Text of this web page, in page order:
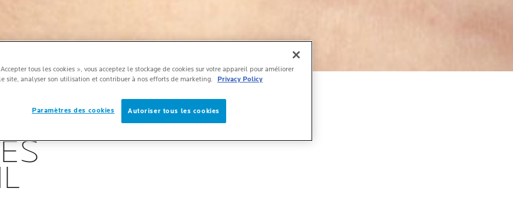
CICATRICES :
PROTÉGER VOS
tous les cookies », vous acceptez le stockage de cookies sur votre appareil pour améliorer
site, analyser son utilisation et contribuer à nos efforts de marketing.
Privacy Policy
Autoriser tous les cookies
Paramètres des cookies